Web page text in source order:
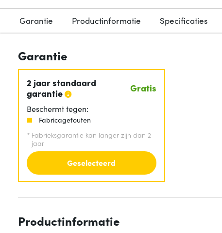
Garantie Productinformatie Specificaties
Garantie
2 jaar standaard
garantie
Gratis
Beschermt tegen:
Fabricagefouten
* Fabrieksgarantie kan langer zijn dan 2
jaar
Geselecteerd
Productinformatie